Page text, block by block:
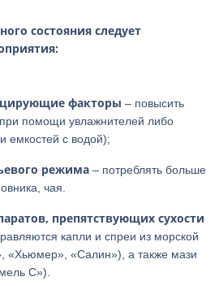
состояния следует
факторы – повысить
помощи увлажнителей либо
емкостей с водой);
режима – потреблять больше
чая.
препятствующих сухости
капли и спреи из морской
«Хьюмер», «Салин»), а также мази
С»).